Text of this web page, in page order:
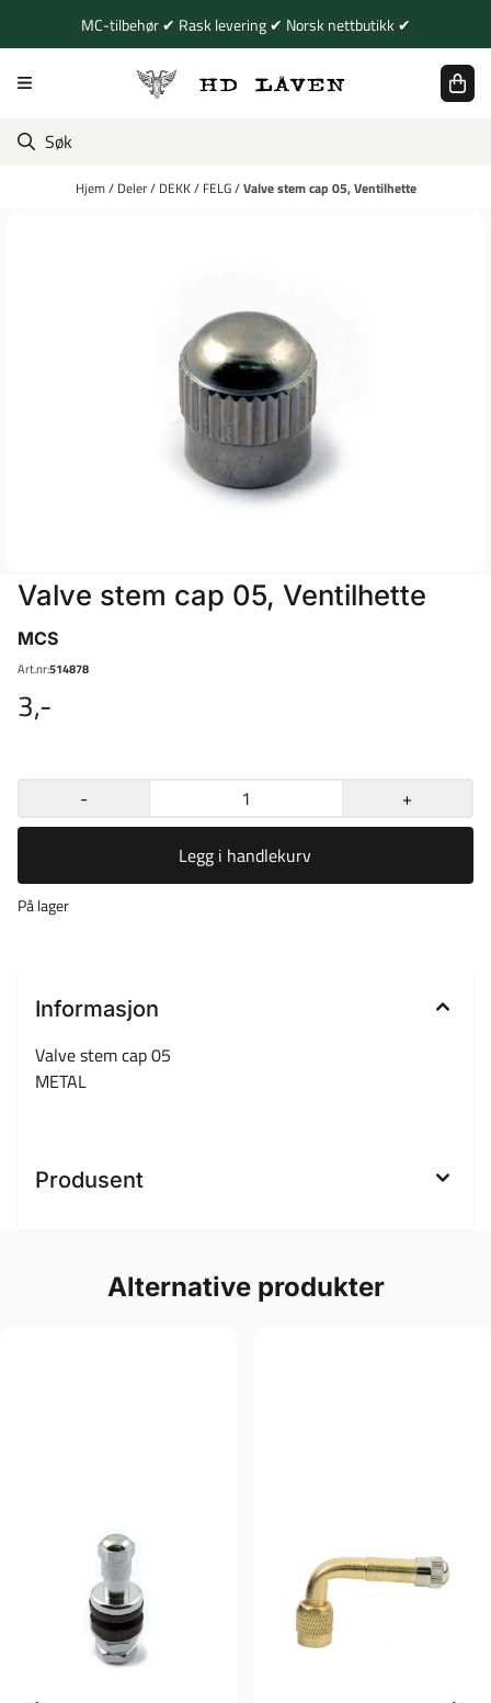
Hopp til innholdMC-tilbehør ✔ Rask levering ✔ Norsk nettbutikk ✔
Hjem/ Deler/ DEKK/ FELG/Valve stem cap 05, Ventilhette
Valve stem cap 05, Ventilhette
MCS
Art.nr:514878
3,-
- +
Legg i handlekurv
På lager
Informasjon
Valve stem cap 05
METAL
Produsent
Alternative produkter